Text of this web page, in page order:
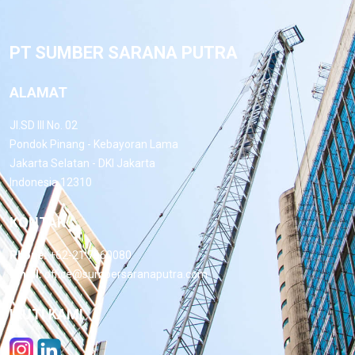
PT SUMBER SARANA PUTRA
ALAMAT
Jl.SD III No. 02
Pondok Pinang - Kebayoran Lama
Jakarta Selatan - DKI Jakarta
Indonesia 12310
KONTAK
Phone: +62-21 7660080
Email:office@sumbersaranaputra.com
IKUTI KAMI